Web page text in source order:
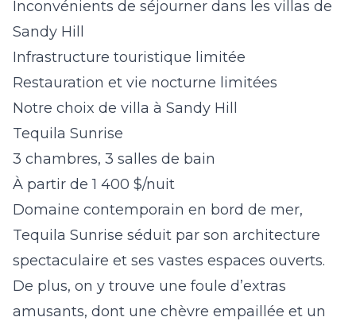
Inconvénients de séjourner dans les villas de
Sandy Hill
Infrastructure touristique limitée
Restauration et vie nocturne limitées
Notre choix de villa à Sandy Hill
Tequila Sunrise
3 chambres, 3 salles de bain
À partir de 1 400 $/nuit
Domaine contemporain en bord de mer,
Tequila Sunrise séduit par son architecture
spectaculaire et ses vastes espaces ouverts.
De plus, on y trouve une foule d’extras
amusants, dont une chèvre empaillée et un